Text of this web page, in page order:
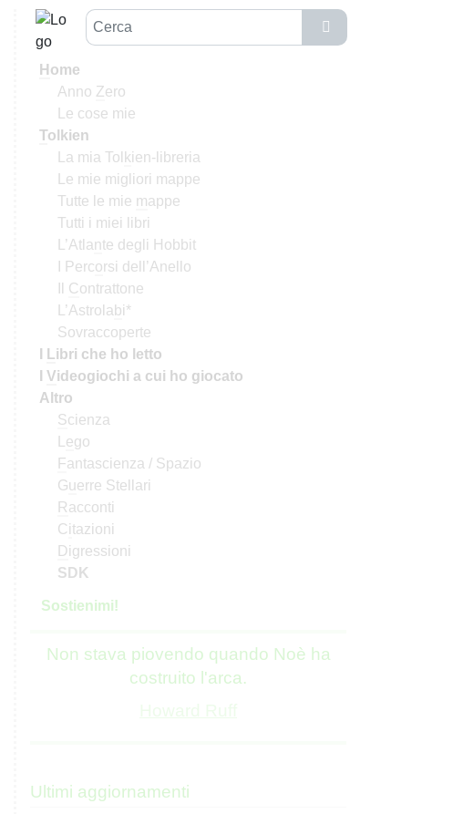
C
e
H ome
Anno Zero
Le cose mie
Tolkien
La mia Tol kien-libreria
Le mie migliori mappe
Tutte le mie mappe
Tutti i miei libri
L’Atlante degli Hobbit
I Percorsi dell’Anello
Contrattone
L’Astrola bi*
Sovraccoperte
Libri che ho letto
Videogiochi a cui ho giocato
Altro
Scienza
ego
Fantascienza / Spazio
Guerre Stellari
Racconti
Citazioni
Digressioni
SDK
Sostienimi!
Non stava piovendo quando Noè ha
costruito l'arca.
Ultimi aggiornamenti